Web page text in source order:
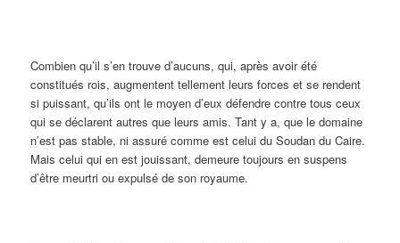
Combien qu’il s’en trouve d’aucuns, qui, après avoir été
constitués rois, augmentent tellement leurs forces et se rendent
si puissant, qu’ils ont le moyen d’eux défendre contre tous ceux
qui se déclarent autres que leurs amis. Tant y a, que le domaine
n’est pas stable, ni assuré comme est celui du Soudan du Caire.
Mais celui qui en est jouissant, demeure toujours en suspens
d’être meurtri ou expulsé de son royaume.